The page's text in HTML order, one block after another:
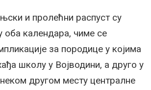
и пролећни распуст су
оба календара, чиме се
за породице у којима
школу у Војводини, а друго у
другом месту централне